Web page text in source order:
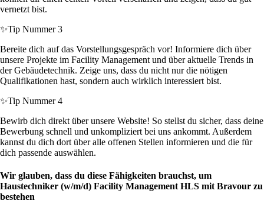
vernetzt bist.
✨Tip Nummer 3
Bereite dich auf das Vorstellungsgespräch vor! Informiere dich über
unsere Projekte im Facility Management und über aktuelle Trends in
der Gebäudetechnik. Zeige uns, dass du nicht nur die nötigen
Qualifikationen hast, sondern auch wirklich interessiert bist.
✨Tip Nummer 4
Bewirb dich direkt über unsere Website! So stellst du sicher, dass deine
Bewerbung schnell und unkompliziert bei uns ankommt. Außerdem
kannst du dich dort über alle offenen Stellen informieren und die für
dich passende auswählen.
Wir glauben, dass du diese Fähigkeiten brauchst, um
Haustechniker (w/m/d) Facility Management HLS mit Bravour zu
bestehen